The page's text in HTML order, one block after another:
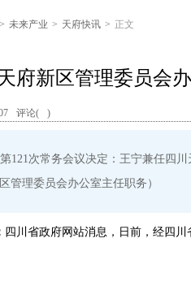
> 未来产业 > 天府快讯 > 正文
府新区管理委员会
评论( )
121次常务会议决定：王宁兼任四
管理委员会办公室主任职务）
四川省政府网站消息，日前，经四川